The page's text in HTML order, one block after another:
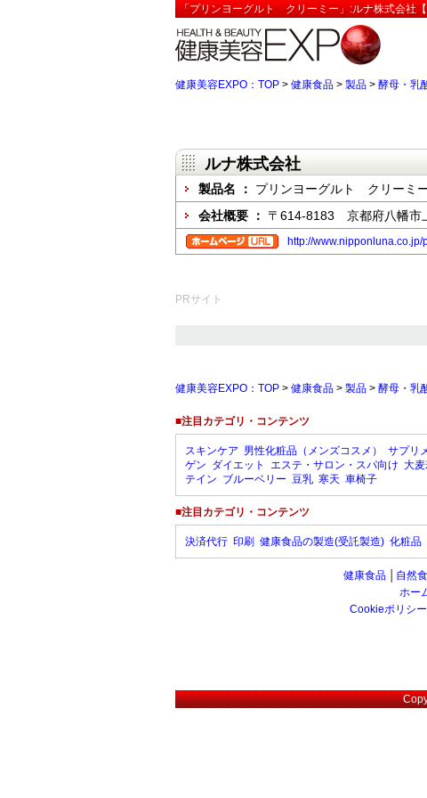
「プリンヨーグルト クリーミー」:ルナ株式会社
健康美容EXPO：TOP > 健康食品 > 製品 > 酵母・乳
ルナ株式会社
製品名 ： プリンヨーグルト クリーミ
会社概要 ： 〒614-8183 京都府八幡市
http://
PRサイト
健康美容EXPO：TOP > 健康食品 > 製品 > 酵母・乳
■注目カテゴリ・コンテンツ
スキンケア 男性化粧品（メンズコスメ） サプリ
ゲン ダイエット エステ・サロン・スパ向け 大
テイン ブルーベリー 豆乳 寒天 車椅子
■注目カテゴリ・コンテンツ
決済代行 印刷 健康食品の製造(受託製造) 化粧品
健康食品 自然
ホー
Cookieポリシー